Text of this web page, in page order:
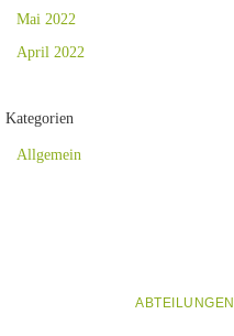
Mai 2022
April 2022
Kategorien
Allgemein
ABTEILUNGEN